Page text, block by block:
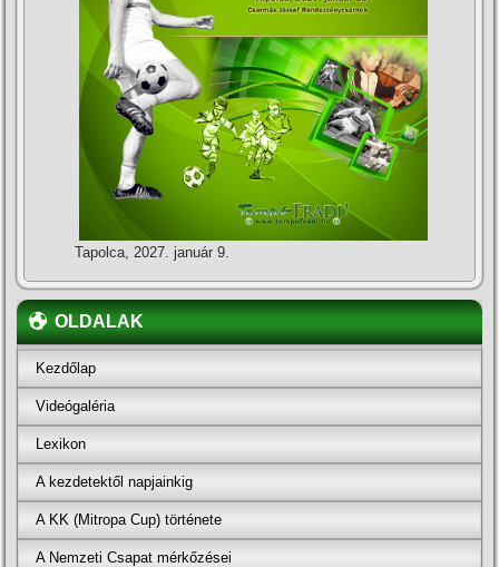
Tapolca, 2027. január 9.
OLDALAK
Kezdőlap
Videógaléria
Lexikon
A kezdetektől napjainkig
A KK (Mitropa Cup) története
A Nemzeti Csapat mérkőzései